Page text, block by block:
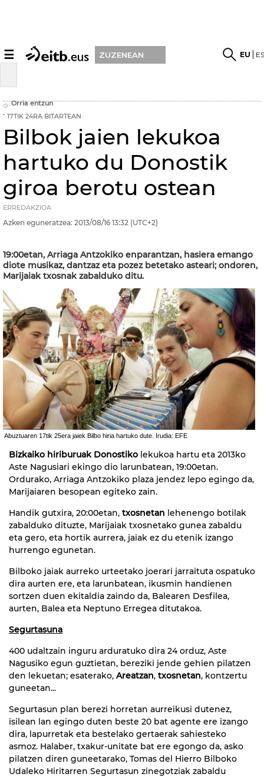
☰ ZUZENEAN EU
Orria entzun
17TIK 24RA BITARTEAN
Bilbok jaien lekukoa
hartuko du Donostik
giroa berotu ostean
ERREDAKZIOA
Azken eguneratzea: 2013/08/16 13:32 (UTC+2)
19:00etan, Arriaga Antzokiko enparantzan, hasiera emango
diote musikaz, dantzaz eta pozez betetako asteari; ondoren,
Marijaiak txosnak zabalduko ditu.
Abuztuaren 17tik 25era jaiek Bilbo hiria hartuko dute. Irudia: EFE
Bizkaiko hiriburuak Donostiko lekukoa hartu eta 2013ko
Aste Nagusiari ekingo dio larunbatean, 19:00etan.
Ordurako, Arriaga Antzokiko plaza jendez lepo egingo da,
Marijaiaren besopean egiteko zain.
Handik gutxira, 20:00etan, txosnetan lehenengo botilak
zabalduko dituzte, Marijaiak txosnetako gunea zabaldu
eta gero, eta hortik aurrera, jaiak ez du etenik izango
hurrengo egunetan.
Bilboko jaiak aurreko urteetako joerari jarraituta ospatuko
dira aurten ere, eta larunbatean, ikusmin handienen
sortzen duen ekitaldia zaindo da, Balearen Desfilea,
aurten, Balea eta Neptuno Erregea ditutakoa.
Segurtasuna
400 udaltzain inguru arduratuko dira 24 orduz, Aste
Nagusiko egun guztietan, bereziki jende gehien pilatzen
den lekuetan; esaterako, Areatzan, txosnetan, kontzertu
guneetan...
Segurtasun plan berezi horretan aurreikusi dutenez,
isilean lan egingo duten beste 20 bat agente ere izango
dira, lapurretak eta bestelako gertaerak sahiesteko
asmoz. Halaber, txakur-unitate bat ere egongo da, asko
pilatzen diren guneetarako, Tomas del Hierro Bilboko
Udaleko Hiritarren Segurtasun zinegotziak zabaldu